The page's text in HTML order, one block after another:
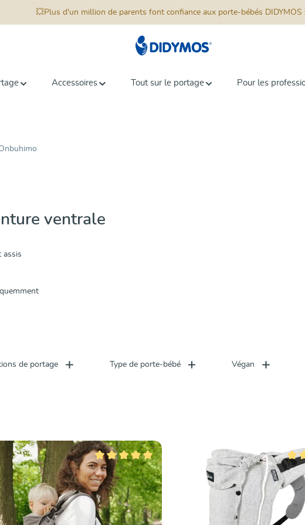
📦 Livraison dans tout le monde 📦
💥Trouverez votre porte-bébé avec notrecomparateur d'outils de portage
💥Plus d'un million de parents font confiance aux porte-bébés DIDYMOS
Accessoires Tout sur le portage Pour les
ventrale
assis
de portage Type de porte-bébé Végan
Note moyenne de 5 sur 5 étoiles